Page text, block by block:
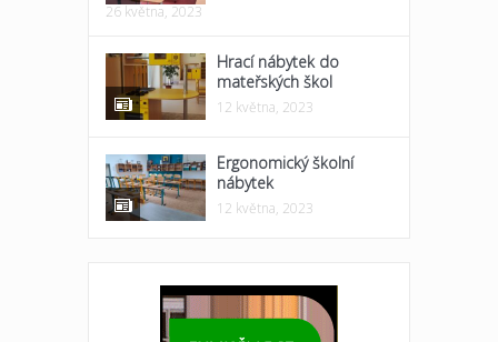
26 května, 2023
Hrací nábytek do
mateřských škol
12 května, 2023
Ergonomický školní
nábytek
12 května, 2023